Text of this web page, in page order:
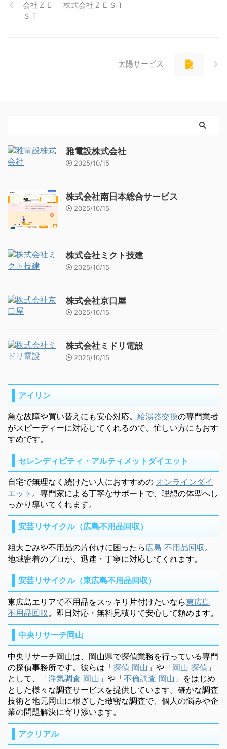
株式会社ＺＥＳＴ
太陽サービス
雅電設株式会社
2025/10/15
株式会社南日本総合サービス
2025/10/15
株式会社ミクト技建
2025/10/15
株式会社京口屋
2025/10/15
株式会社ミドリ電設
2025/10/15
アイリン
急な故障や買い替えにも安心対応。 給湯器交換の専門業者
がスピーディーに対応してくれるので、忙しい方にもおす
すめです。
セレンディピティ・アルティメットダイエット
自宅で無理なく続けたい人におすすめの オンラインダイ
エット 。専門家による丁寧なサポートで、理想の体型へし
っかり導いてくれます。
安芸リサイクル（広島不用品回収）
粗大ごみや不用品の片付けに困ったら 広島 不用品回収 。
地域密着のプロが、迅速・丁寧に対応してくれます。
安芸リサイクル（東広島不用品回収）
東広島エリアで不用品をスッキリ片付けたいなら東広島
不用品回収 。即日対応・無料見積りで安心して頼めます。
中央リサーチ岡山
中央リサーチ岡山は、岡山県で探偵業務を行っている専門
の探偵事務所です。彼らは「探偵 岡山 」や「岡山 探偵 」
として、「浮気調査 岡山 」や「不倫調査 岡山 」をはじめ
とした様々な調査サービスを提供しています。確かな調査
技術と地元岡山に根ざした緻密な調査で、個人の悩みや企
業の問題解決に寄り添います。
アクリアル